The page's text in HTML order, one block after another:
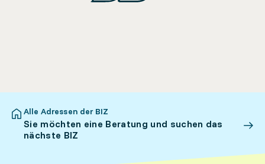
Alle Adressen der BIZ
Sie möchten eine Beratung und suchen das
nächste BIZ